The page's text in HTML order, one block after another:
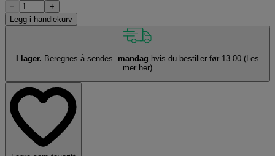
−
+
Legg i handlekurv
I lager. Beregnes å sendes mandag hvis du bestiller før 13.00 (Les
mer her)